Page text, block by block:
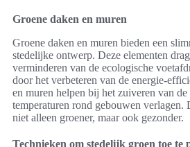
Groene daken en muren
Groene daken en muren bieden een
stedelijke ontwerp. Deze elementen
verminderen van de ecologische
door het verbeteren van de energie-
en muren helpen bij het zuiveren van
temperaturen rond gebouwen verlagen.
niet alleen groener, maar ook gezonder.
Technieken om stedelijk groen toe te